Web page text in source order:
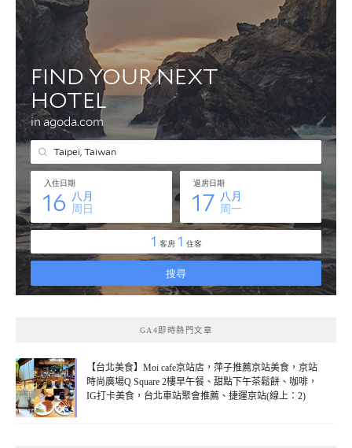
GA4即時熱門文章
【台北美食】Moi cafe京站店，萍子推薦京站美食，京站
時尚廣場Q Square 2樓早午餐、甜點下午茶鬆餅、咖啡，
IG打卡美食，台北車站聚會推薦、捷運京站(線上：2)